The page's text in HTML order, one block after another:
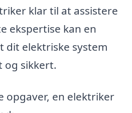
klar til at assistere
ekspertise kan en
dit elektriske system
sikkert.
opgaver, en elektriker